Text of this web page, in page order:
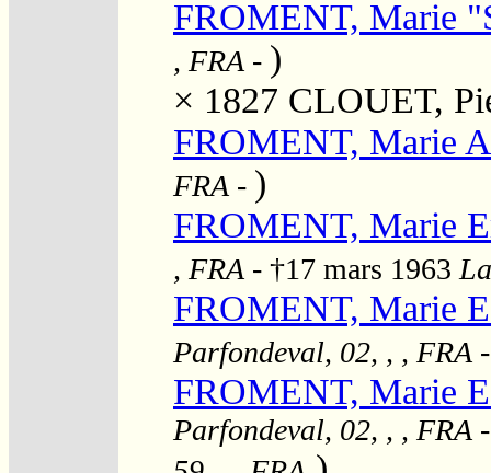
FROMENT, Marie
, FRA - )
× 1827 CLOUET,
FROMENT, Marie
FRA - )
FROMENT, Marie
, FRA - †17 mars 1963
FROMENT, Marie
Parfondeval, 02, , , FRA
FROMENT, Marie
Parfondeval, 02, , , FRA